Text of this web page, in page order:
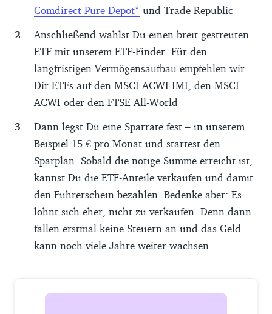
Comdirect Pure Depot
und Trade Republic
Anschließend wählst Du einen breit gestreuten
ETF mit unserem ETF-Finder . Für den
langfristigen Vermögensaufbau empfehlen wir
Dir ETFs auf den MSCI ACWI IMI, den MSCI
ACWI oder den FTSE All-World
Dann legst Du eine Sparrate fest – in unserem
Beispiel 15 € pro Monat und startest den
Sparplan. Sobald die nötige Summe erreicht ist,
kannst Du die ETF-Anteile verkaufen und damit
den Führerschein bezahlen. Bedenke aber: Es
lohnt sich eher, nicht zu verkaufen. Denn dann
fallen erstmal keine Steuern an und das Geld
kann noch viele Jahre weiter wachsen